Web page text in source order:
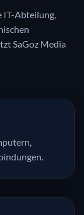
IT-Abteilung,
SaGoz Media